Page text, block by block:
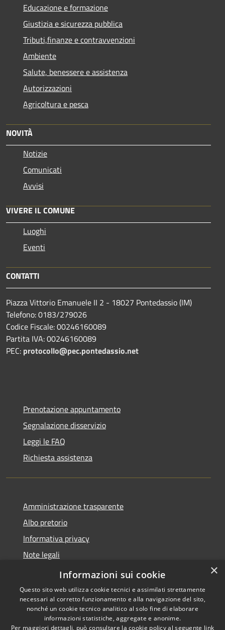
Educazione e formazione
Giustizia e sicurezza pubblica
Tributi,finanze e contravvenzioni
Ambiente
Salute, benessere e assistenza
Autorizzazioni
Agricoltura e pesca
NOVITÀ
Notizie
Comunicati
Avvisi
VIVERE IL COMUNE
Luoghi
Eventi
CONTATTI
Piazza Vittorio Emanuele II 2 - 18027 Pontedassio (IM)
Telefono: 0183/279026
Codice Fiscale: 00246160089
Partita IVA: 00246160089
PEC: protocollo@pec.pontedassio.net
Prenotazione appuntamento
Segnalazione disservizio
Leggi le FAQ
Richiesta assistenza
Amministrazione trasparente
Albo pretorio
Informativa privacy
Note legali
Dichiarazione di accessibilità
Copyright © 2026 • Comune di
×
Informazioni sui cookie
Questo sito web utilizza cookie tecnici e assimilati strettamente
necessari al corretto funzionamento e alla navigazione del sito,
nonché un cookie tecnico analitico al solo fine di elaborare
informazioni statistiche, aggregate e anonime.
Per maggiori dettagli, può consultare la cookie policy al seguente link